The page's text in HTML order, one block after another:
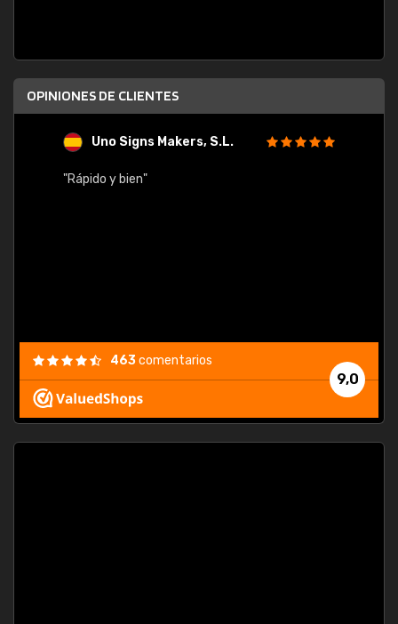
OPINIONES DE CLIENTES
Uno Signs Makers, S.L.
"Rápido y bien"
9,0
463comentarios